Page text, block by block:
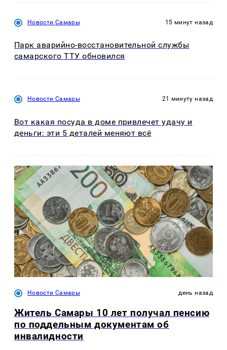
Новости Самары 15 минут назад
Парк аварийно-восстановительной службы
самарского ТТУ обновился
Новости Самары 21 минуту назад
Вот какая посуда в доме привлечет удачу и
деньги: эти 5 деталей меняют всё
Новости Самары день назад
Житель Самары 10 лет получал пенсию
по поддельным документам об
инвалидности